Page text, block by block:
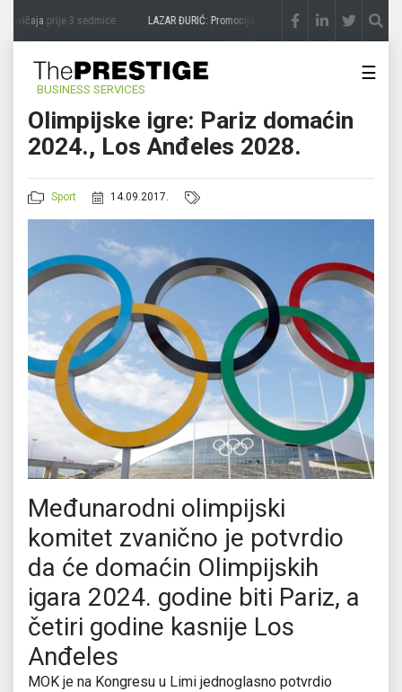
zavičajaprije 3 sedmice LAZAR ĐURIĆ: Promocija potencijal pretvara u destinaciju
BUSINESS SERVICES
☰
Olimpijske igre: Pariz domaćin
2024., Los Anđeles 2028.
Sport 14.09.2017.
Međunarodni olimpijski
komitet zvanično je potvrdio
da će domaćin Olimpijskih
igara 2024. godine biti Pariz, a
četiri godine kasnije Los
Anđeles
MOK je na Kongresu u Limi jednoglasno potvrdio